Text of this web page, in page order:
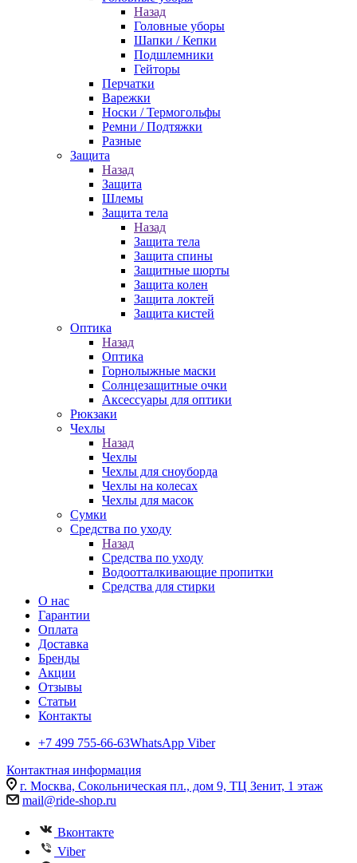
Назад
Головные уборы
Шапки / Кепки
Подшлемники
Гейторы
Перчатки
Варежки
Носки / Термогольфы
Ремни / Подтяжки
Разные
Защита
Назад
Защита
Шлемы
Защита тела
Назад
Защита тела
Защита спины
Защитные шорты
Защита колен
Защита локтей
Защита кистей
Оптика
Назад
Оптика
Горнолыжные маски
Солнцезащитные очки
Аксессуары для оптики
Рюкзаки
Чехлы
Назад
Чехлы
Чехлы для сноуборда
Чехлы на колесах
Чехлы для масок
Сумки
Средства по уходу
Назад
Средства по уходу
Водоотталкивающие пропитки
Средства для стирки
О нас
Гарантии
Оплата
Доставка
Бренды
Акции
Отзывы
Статьи
Контакты
+7 499 755-66-63WhatsApp Viber
Контактная информация
г. Москва, Сокольническая пл., дом 9, ТЦ Зенит, 1 этаж
mail@ride-shop.ru
Вконтакте
Viber